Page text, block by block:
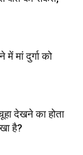
मां दुर्गा को
देखने का होता
है?